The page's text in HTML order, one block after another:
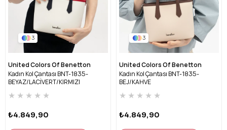
3
United Colors Of Benetton
Kadın Kol Çantası BNT-1835-
BEYAZ/LACİVERT/KIRMIZI
★ ★ ★ ★ ★
₺4.849,90
3
United Colors Of Benetton
Kadın Kol Çantası BNT-1835-
BEJ/KAHVE
★ ★ ★ ★ ★
₺4.849,90